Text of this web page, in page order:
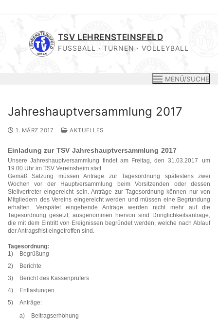
springen
TSV LEHRENSTEINSFELD
FUSSBALL · TURNEN · VOLLEYBALL
MENÜ/SUCHE
Jahreshauptversammlung 2017
1. MÄRZ 2017 AKTUELLES
Einladung zur​​ TSV Jahreshauptversammlung 2017
Unsere Jahreshauptversammlung findet am Freitag, den 31.03.2017 ​​um
19.00 Uhr im TSV Vereinsheim statt
Gemäß Satzung müssen Anträge zur Tagesordnung spätestens zwei
Wochen vor der Hauptversammlung beim Vorsitzenden oder dessen
Stellvertreter eingereicht sein. Anträge zur Tagesordnung können nur von
Mitgliedern des Vereins eingereicht werden und müssen eine Begründung
erhalten. Verspätet eingehende Anträge werden nicht mehr auf die
Tagesordnung gesetzt; ausgenommen hiervon sind Dringlichkeitsanträge,
die mit dem Eintritt von Ereignissen begründet werden, welche nach Ablauf
der Antragsfrist eingetroffen sind.
Tagesordnung:
Begrüßung
Berichte
Bericht des Kassenprüfers
Entlastungen
Anträge:
Beitragserhöhung